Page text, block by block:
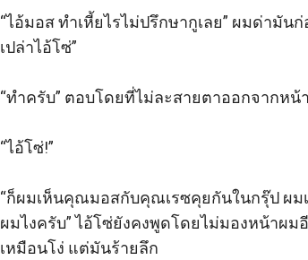
“ไอ้มอส ทำเหี้ยไรไม่ปรึกษากูเลย” ผมด่ามั
เปล่าไอ้โซ่”
“ทำครับ” ตอบโดยที่ไม่ละสายตาออกจากห
“ไอ้โซ่!”
“ก็ผมเห็นคุณมอสกับคุณเรซคุยกันในกรุ๊ป ผม
ผมไงครับ” ไอ้โซ่ยังคงพูดโดยไม่มองหน้าผม
เหมือนโง่ แต่มันร้ายลึก